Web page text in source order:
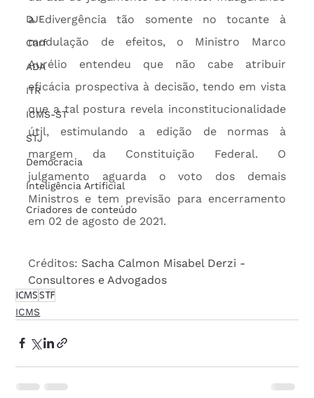
DJE
Carf
ADA
ITR
ICMS-ST
STJ
Democracia
Inteligência Artificial
Criadores de conteúdo
a divergência tão somente no tocante à
modulação de efeitos, o Ministro Marco
Aurélio entendeu que não cabe atribuir
eficácia prospectiva à decisão, tendo em vista
que a tal postura revela inconstitucionalidade
útil, estimulando a edição de normas à
margem da Constituição Federal. O
julgamento aguarda o voto dos demais
Ministros e tem previsão para encerramento
em 02 de agosto de 2021.
Créditos: Sacha Calmon Misabel Derzi -
Consultores e Advogados
ICMSSTF
ICMS